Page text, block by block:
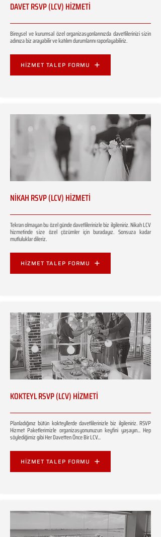
DAVET RSVP (LCV) HİZMETİ
Bireysel ve kurumsal özel organizasyonlarınızda davetlilerinizi sizin
adınıza biz arayabilir ve katılım durumlarını raporlayabiliriz.
HİZMET TALEP FORMU
NİKAH RSVP (LCV) HİZMETİ
Tekrarı olmayan bu özel günde davetlilerinizle biz ilgileniriz. Nikah LCV
hizmetinde size özel çözümler için buradayız. Sonsuza kadar
mutluluklar dileriz.
HİZMET TALEP FORMU
KOKTEYL RSVP (LCV) HİZMETİ
Planladığınız bütün kokteyllerde davetlilerinizle biz ilgileniriz. RSVP
Hizmet Paketlerimizle organizasyonunuzun keyfini yaşayın... Hep
söylediğimiz gibi Her Davetten Önce Bir LCV...
HİZMET TALEP FORMU